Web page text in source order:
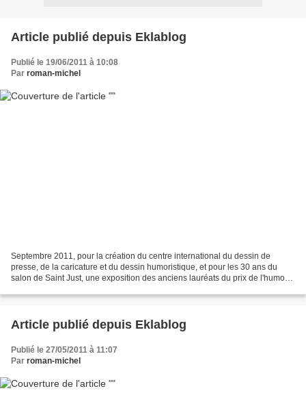
Article publié depuis Eklablog
Publié le 19/06/2011 à 10:08
Par roman-michel
Septembre 2011, pour la création du centre international du dessin de
presse, de la caricature et du dessin humoristique, et pour les 30 ans du
salon de Saint Just, une exposition des anciens lauréats du prix de l'humour
Article publié depuis Eklablog
Publié le 27/05/2011 à 11:07
Par roman-michel